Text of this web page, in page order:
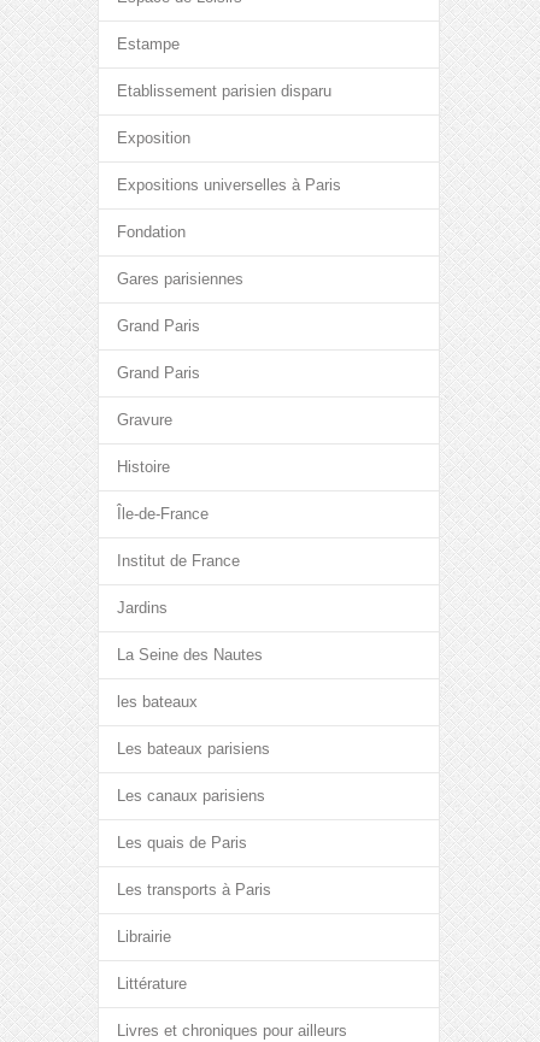
Estampe
Etablissement parisien disparu
Exposition
Expositions universelles à Paris
Fondation
Gares parisiennes
Grand Paris
Grand Paris
Gravure
Histoire
Île-de-France
Institut de France
Jardins
La Seine des Nautes
les bateaux
Les bateaux parisiens
Les canaux parisiens
Les quais de Paris
Les transports à Paris
Librairie
Littérature
Livres et chroniques pour ailleurs